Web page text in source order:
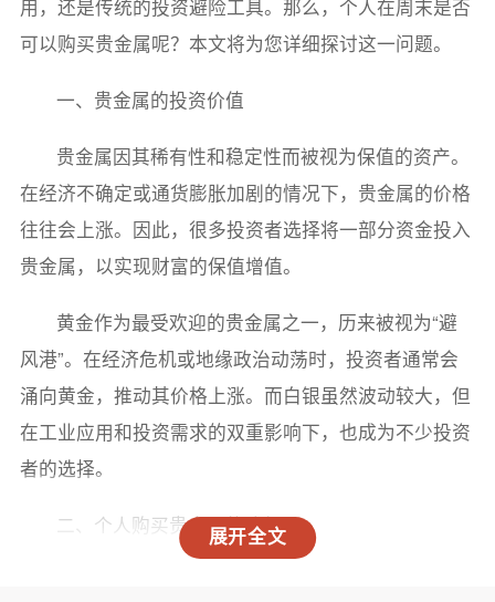
展开全文
用，还是传统的投资避险工具。那么，个人在周末是否
可以购买贵金属呢？本文将为您详细探讨这一问题。
一、贵金属的投资价值
贵金属因其稀有性和稳定性而被视为保值的资产。
在经济不确定或通货膨胀加剧的情况下，贵金属的价格
往往会上涨。因此，很多投资者选择将一部分资金投入
贵金属，以实现财富的保值增值。
黄金作为最受欢迎的贵金属之一，历来被视为“避
风港”。在经济危机或地缘政治动荡时，投资者通常会
涌向黄金，推动其价格上涨。而白银虽然波动较大，但
在工业应用和投资需求的双重影响下，也成为不少投资
者的选择。
二、个人购买贵金属的途径